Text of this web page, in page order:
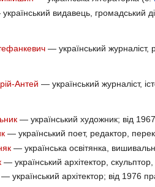
видавець, громадський
— український журналіст,
Антей — український журналіст,
— український художник; від
— український поет, редактор,
— українська освітянка,
— український архітектор,
— український архітектор; від 1976